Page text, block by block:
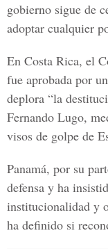
gobierno sigue de
adoptar cualquier
En Costa Rica, el
fue aprobada por
deplora “la
Fernando Lugo,
visos de golpe de
Panamá, por su
defensa y ha
institucionalidad y
ha definido si